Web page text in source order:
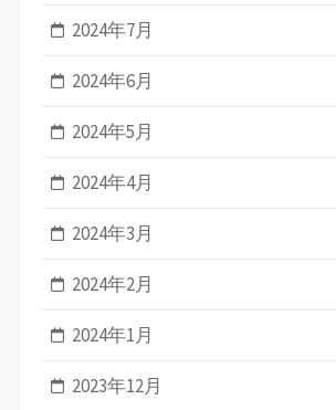
2024年7月
2024年6月
2024年5月
2024年4月
2024年3月
2024年2月
2024年1月
2023年12月